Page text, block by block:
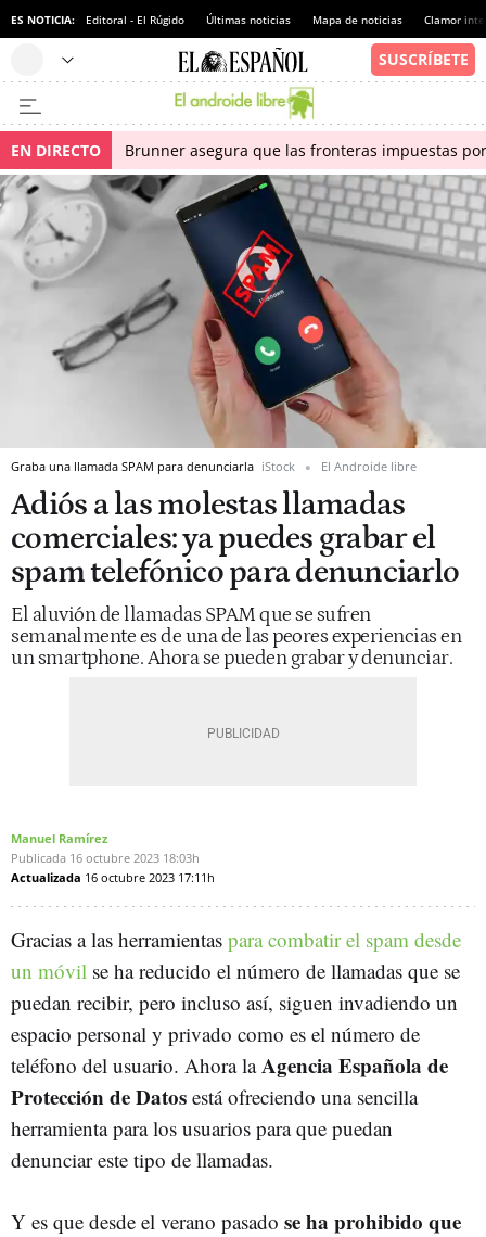
ES NOTICIA: Editoral - El Rúgido Últimas noticias Mapa de noticias Clamor
EN DIRECTO Brunner asegura que las fronteras impuestas
Graba una llamada SPAM para denunciarla iStock El Androide libre
Adiós a las molestas llamadas
comerciales: ya puedes grabar el
spam telefónico para denunciarlo
El aluvión de llamadas SPAM que se sufren
semanalmente es de una de las peores experiencias en
un smartphone. Ahora se pueden grabar y denunciar.
Manuel Ramírez
Publicada 16 octubre 2023 18:03h
Actualizada 16 octubre 2023 17:11h
Gracias a las herramientas para combatir el spam desde
un móvil se ha reducido el número de llamadas que se
puedan recibir, pero incluso así, siguen invadiendo un
espacio personal y privado como es el número de
teléfono del usuario. Ahora laAgencia Española de
Protección de Datos está ofreciendo una sencilla
herramienta para los usuarios para que puedan
denunciar este tipo de llamadas.
Y es que desde el verano pasado se ha prohibido que